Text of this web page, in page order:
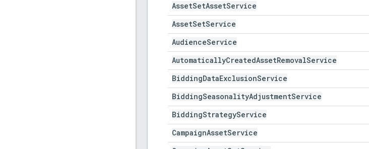
AssetSetAssetService
AssetSetService
AudienceService
AutomaticallyCreatedAssetRemovalService
BiddingDataExclusionService
BiddingSeasonalityAdjustmentService
BiddingStrategyService
CampaignAssetService